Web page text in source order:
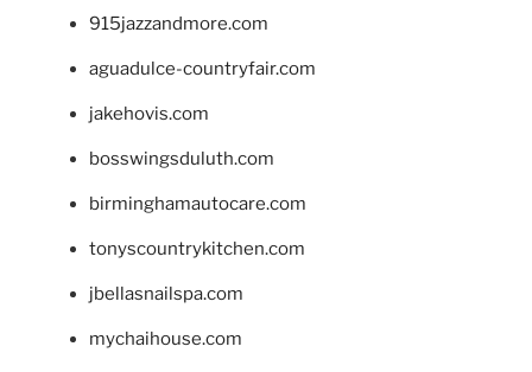
915jazzandmore.com
aguadulce-countryfair.com
jakehovis.com
bosswingsduluth.com
birminghamautocare.com
tonyscountrykitchen.com
jbellasnailspa.com
mychaihouse.com